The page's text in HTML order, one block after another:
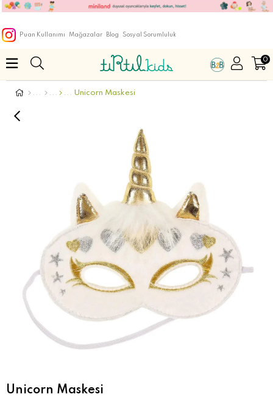
Puan Kullanımı Mağazalar Blog Sosyal Sorumluluk
0
Unicorn Maskesi
Unicorn Maskesi